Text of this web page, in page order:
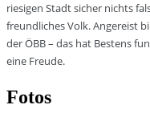
riesigen Stadt sicher nichts
freundliches Volk. Angereist
der ÖBB – das hat Bestens
eine Freude.
Fotos